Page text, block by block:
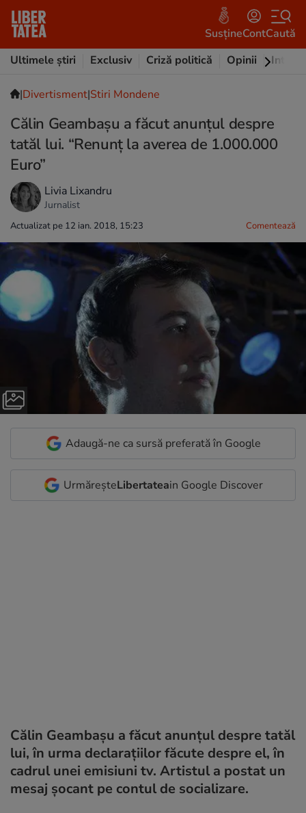
SusțineContCaută
Ultimele știri
Exclusiv Criză politică Opinii
|Divertisment|Stiri Mondene
Călin Geambașu a făcut anunțul despre
tatăl lui. “Renunț la averea de 1.000.000
Euro”
Livia Lixandru
Jurnalist
Actualizat pe 12 ian. 2018, 15:23 Comentează
Adaugă-ne ca sursă preferată în Google
UrmăreșteLibertateain Google Discover
Călin Geambașu a făcut anunțul despre tatăl
lui, în urma declarațiilor făcute despre el, în
cadrul unei emisiuni tv. Artistul a postat un
mesaj șocant pe contul de socializare.